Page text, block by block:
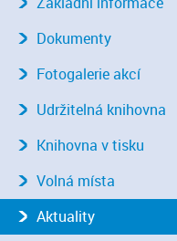
Dokumenty
Fotogalerie akcí
Udržitelná knihovna
Knihovna v tisku
Volná místa
Aktuality